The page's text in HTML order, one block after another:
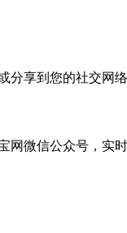
分享到您的社交网络
网微信公众号，实